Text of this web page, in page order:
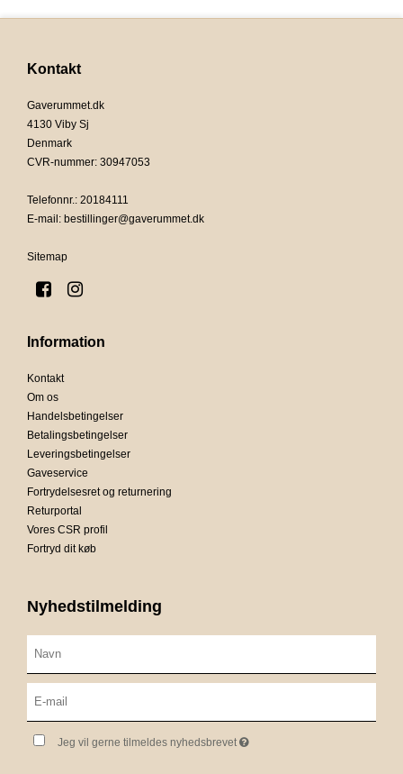
Kontakt
Gaverummet.dk
4130 Viby Sj
Denmark
CVR-nummer: 30947053
Telefonnr.: 20184111
E-mail : bestillinger@gaverummet.dk
Sitemap
Information
Kontakt
Om os
Handelsbetingelser
Betalingsbetingelser
Leveringsbetingelser
Gaveservice
Fortrydelsesret og returnering
Returportal
Vores CSR profil
Fortryd dit køb
Nyhedstilmelding
Jeg vil gerne tilmeldes nyhedsbrevet